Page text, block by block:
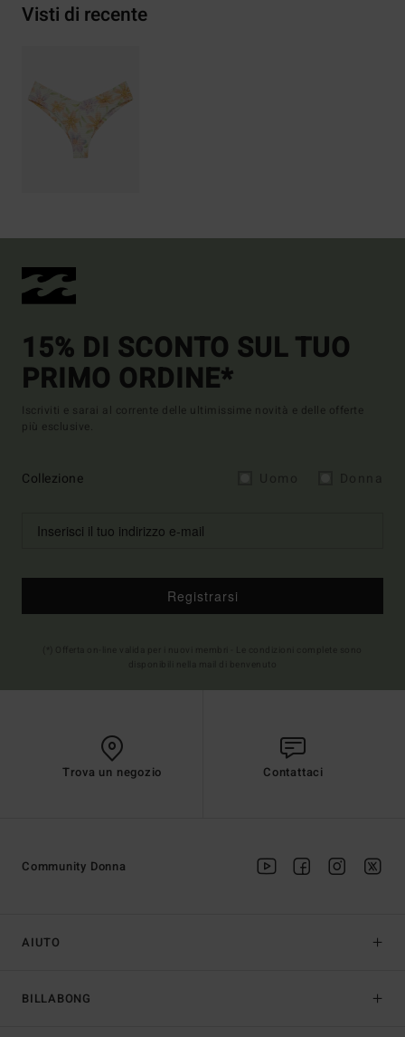
Visti di recente
15% DI SCONTO SUL TUO
PRIMO ORDINE*
Iscriviti e sarai al corrente delle ultimissime novità e delle offerte
più esclusive.
Collezione
Registrarsi
Trova un negozio Contattaci
AIUTO
BILLABONG
Community Donna